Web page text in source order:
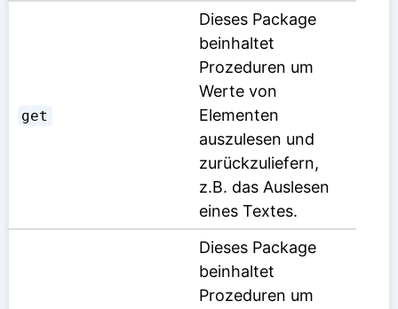
get
Dieses Package
beinhaltet
Prozeduren um
Werte von
Elementen
auszulesen und
zurückzuliefern,
z.B. das Auslesen
eines Textes.
Dieses Package
beinhaltet
Prozeduren um